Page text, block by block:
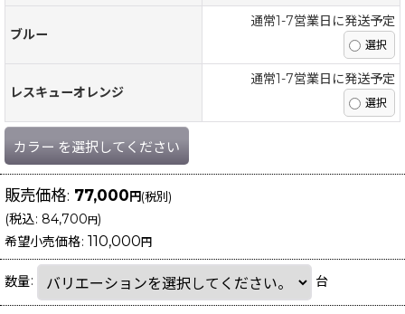
ブルー
通常1-7営業日に発送予定
レスキューオレンジ
通常1-7営業日に発送予定
カラー を選択してください
販売価格: 77,000円(税別)
(税込: 84,700円)
希望小売価格: 110,000円
数量: 台